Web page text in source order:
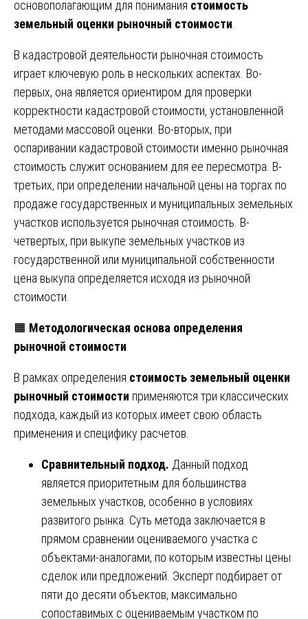
основополагающим для понимания стоимость
земельный оценки рыночный стоимости
В кадастровой деятельности рыночная стоимость
играет ключевую роль в нескольких аспектах. Во-
первых, она является ориентиром для проверки
корректности кадастровой стоимости, установленной
методами массовой оценки. Во-вторых, при
оспаривании кадастровой стоимости именно рыночная
стоимость служит основанием для ее пересмотра. В-
третьих, при определении начальной цены на торгах по
продаже государственных и муниципальных земельных
участков используется рыночная стоимость. В-
четвертых, при выкупе земельных участков из
государственной или муниципальной собственности
цена выкупа определяется исходя из рыночной
стоимости.
🟧 Методологическая основа определения
рыночной стоимости
В рамках определения стоимость земельный оценки
рыночный стоимости применяются три классических
подхода, каждый из которых имеет свою область
применения и специфику расчетов.
Сравнительный подход. Данный подход
является приоритетным для большинства
земельных участков, особенно в условиях
развитого рынка. Суть метода заключается в
прямом сравнении оцениваемого участка с
объектами-аналогами, по которым известны цены
сделок или предложений. Эксперт подбирает от
пяти до десяти объектов, максимально
сопоставимых с оцениваемым участком по